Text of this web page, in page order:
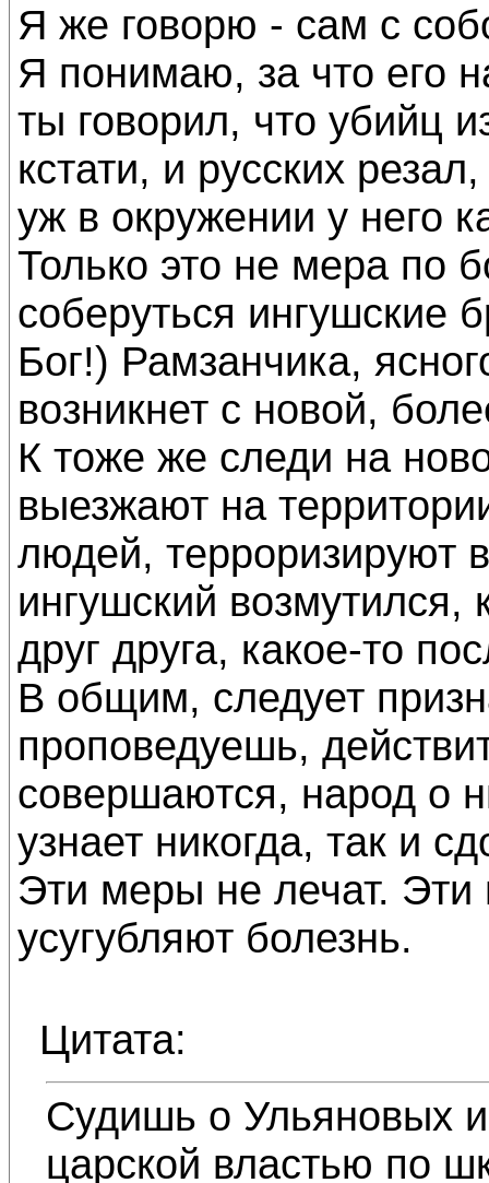
Я же говорю - сам с
Я понимаю, за что его
ты говорил, что убийц
кстати, и русских
уж в окружении у него
Только это не мера по
соберуться ингушские
Бог!) Рамзанчика,
возникнет с новой,
К тоже же следи на
выезжают на
людей, терроризируют
ингушский возмутился,
друг друга, какое-то
В общим, следует
проповедуешь,
совершаются, народ о
узнает никогда, так и
Эти меры не лечат.
усугубляют болезнь.
Цитата:
Судишь о Ульяновых
царской властью по